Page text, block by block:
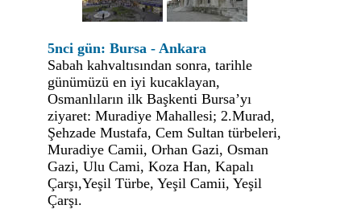
5nci gün: Bursa - Ankara
Sabah kahvaltısından sonra, tarihle
günümüzü en iyi kucaklayan,
Osmanlıların ilk Başkenti Bursa’yı
ziyaret: Muradiye Mahallesi; 2.Murad,
Şehzade Mustafa, Cem Sultan türbeleri,
Muradiye Camii, Orhan Gazi, Osman
Gazi, Ulu Cami, Koza Han, Kapalı
Çarşı,Yeşil Türbe, Yeşil Camii, Yeşil
Çarşı.